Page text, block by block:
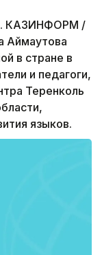
КАЗИНФОРМ /
Аймаутова
в стране в
и педагоги,
Теренколь
языков.